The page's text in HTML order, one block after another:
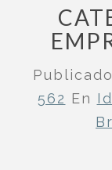
Publicado
562 En